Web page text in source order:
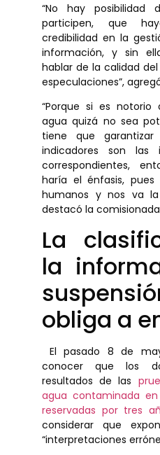
“No hay posibilidad
participen, que
credibilidad en la
información, y sin
hablar de la calidad
especulaciones”,
“Porque si es
agua quizá no sea
tiene que
indicadores son las
correspondientes,
haría el énfasis, pues
humanos y nos va
destacó la
La
la
obliga a
El pasado 8 de
conocer que los
resultados de las
agua contaminada
reservadas por tres
considerar que
“interpretaciones